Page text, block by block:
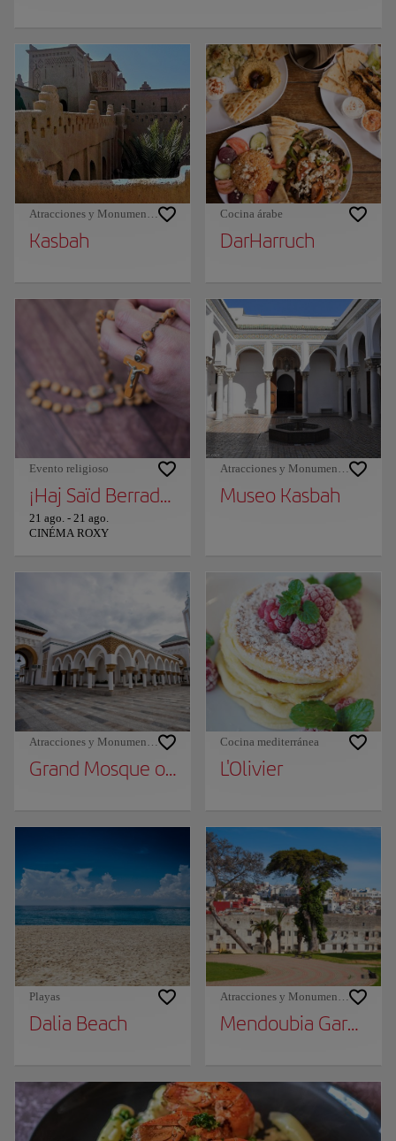
Atracciones y Monumentos
Kasbah
Cocina árabe
DarHarruch
Evento religioso
¡Haj Saïd Berrada en Tánger!
21 ago. - 21 ago.
CINÉMA ROXY
Atracciones y Monumentos
Museo Kasbah
Atracciones y Monumentos
Grand Mosque of Tangier
Cocina mediterránea
L'Olivier
Playas
Dalia Beach
Atracciones y Monumentos
Mendoubia Gardens